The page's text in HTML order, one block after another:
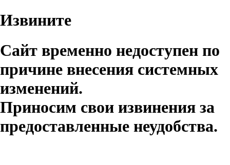
Извините
Сайт временно недоступен по
причине внесения системных
изменений.
Приносим свои извинения за
предоставленные неудобства.